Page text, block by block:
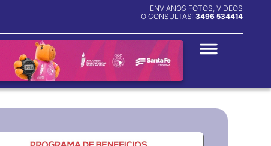
ENVIANOS FOTOS, VIDEOS
O CONSULTAS: 3496 534414